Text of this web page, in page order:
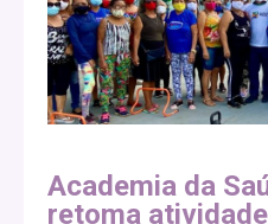
Academia da
retoma